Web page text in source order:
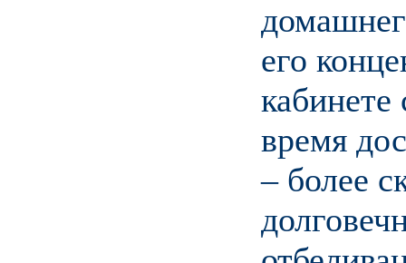
его
кабинете
время
– более